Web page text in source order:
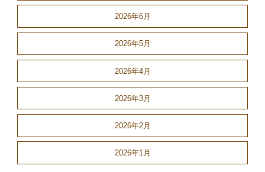
2026年6月
2026年5月
2026年4月
2026年3月
2026年2月
2026年1月